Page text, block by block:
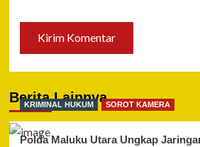
Berita Lainnya
KRIMINAL HUKUM SOROT KAMERA
Polda Maluku Utara Ungkap